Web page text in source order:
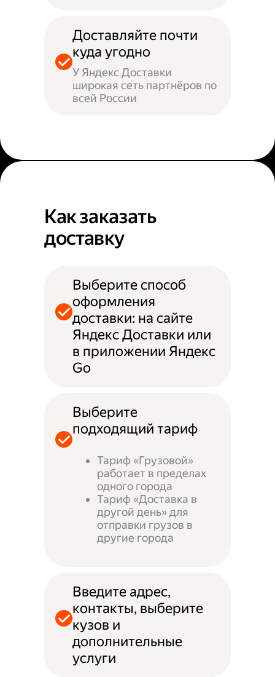
Доставляйте почти
куда угодно
У Яндекс Доставки
широкая сеть партнёров по
всей России
Как заказать
доставку
Выберите способ
оформления
доставки: на сайте
Яндекс Доставки или
в приложении Яндекс
Go
Выберите
подходящий тариф
Тариф «Грузовой»
работает в пределах
одного города
Тариф «Доставка в
другой день» для
отправки грузов в
другие города
Введите адрес,
контакты, выберите
кузов и
дополнительные
услуги